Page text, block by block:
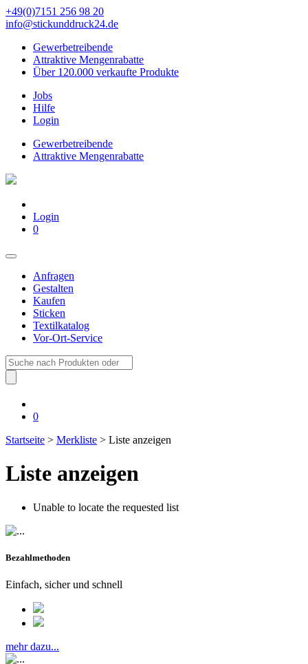
+49(0)7151 256 98 20‬
info@stickunddruck24.de
Gewerbetreibende
Attraktive Mengenrabatte
Über 120.000 verkaufte Produkte
Jobs
Hilfe
Login
Gewerbetreibende
Attraktive Mengenrabatte
Login
0
Anfragen
Gestalten
Kaufen
Sticken
Textilkatalog
Vor-Ort-Service
Suche
nach:
0
Startseite > Merkliste > Liste anzeigen
Liste anzeigen
Unable to locate the requested list
Bezahlmethoden
Einfach, sicher und schnell
mehr dazu...